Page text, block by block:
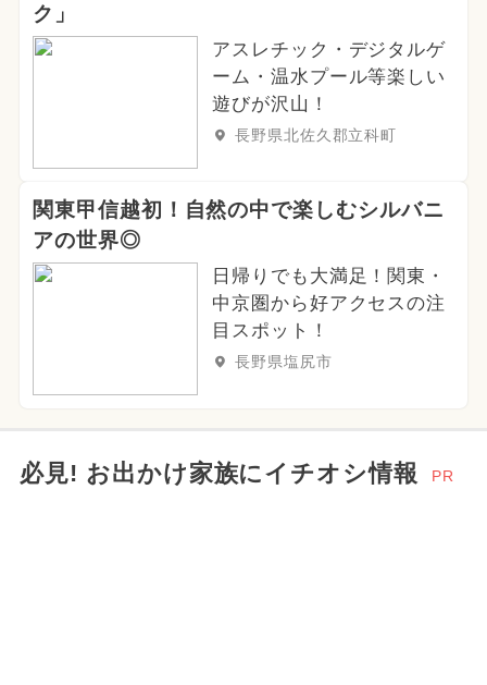
ク」
アスレチック・デジタルゲ
ーム・温水プール等楽しい
遊びが沢山！
長野県北佐久郡立科町
関東甲信越初！自然の中で楽しむシルバニ
アの世界◎
日帰りでも大満足！関東・
中京圏から好アクセスの注
目スポット！
長野県塩尻市
必見! お出かけ家族にイチオシ情報 PR